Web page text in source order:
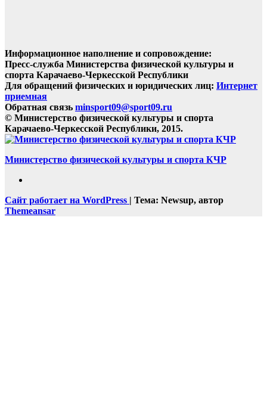
Информационное наполнение и сопровождение:
Пресс-служба Министерства физической культуры и
спорта Карачаево-Черкесской Республики
Для обращений физических и юридических лиц: Интернет
приемная
Обратная связь minsport09@sport09.ru
© Министерство физической культуры и спорта
Карачаево-Черкесской Республики, 2015.
Министерство физической культуры и спорта КЧР
Сайт работает на WordPress | Тема: Newsup, автор
Themeansar